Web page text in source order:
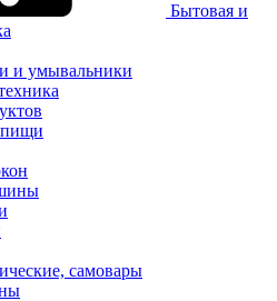
Бытовая и
и умывальники
пищи
самовары